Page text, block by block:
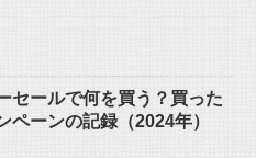
セールで何を買う？買った
ペーンの記録（2024年）